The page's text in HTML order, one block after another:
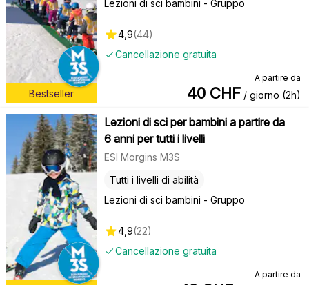
Bestseller
Lezioni di sci bambini - Gruppo
Cancellazione gratuita
4,9(44)
A partire da
40 CHF / giorno (2h)
Lezioni di sci per bambini a partire da
6 anni per tutti i livelli
ESI Morgins M3S
Lezioni di sci bambini - Gruppo
Tutti i livelli di abilità
Cancellazione gratuita
4,9(22)
A partire da